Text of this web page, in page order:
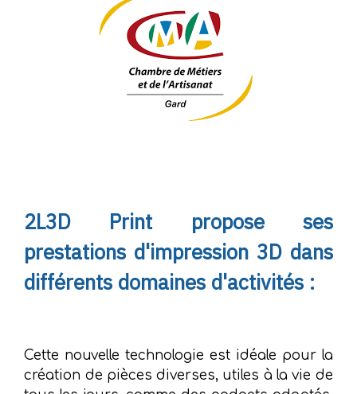
2L3D Print propose ses
prestations d'impression 3D dans
différents domaines d'activités :
Cette nouvelle technologie est idéale pour la
création de pièces diverses, utiles à la vie de